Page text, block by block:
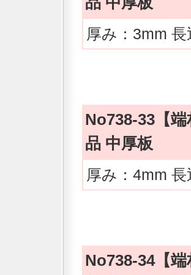
厚み：3mm
No738-33【
品 中厚板
厚み：4mm
No738-34【